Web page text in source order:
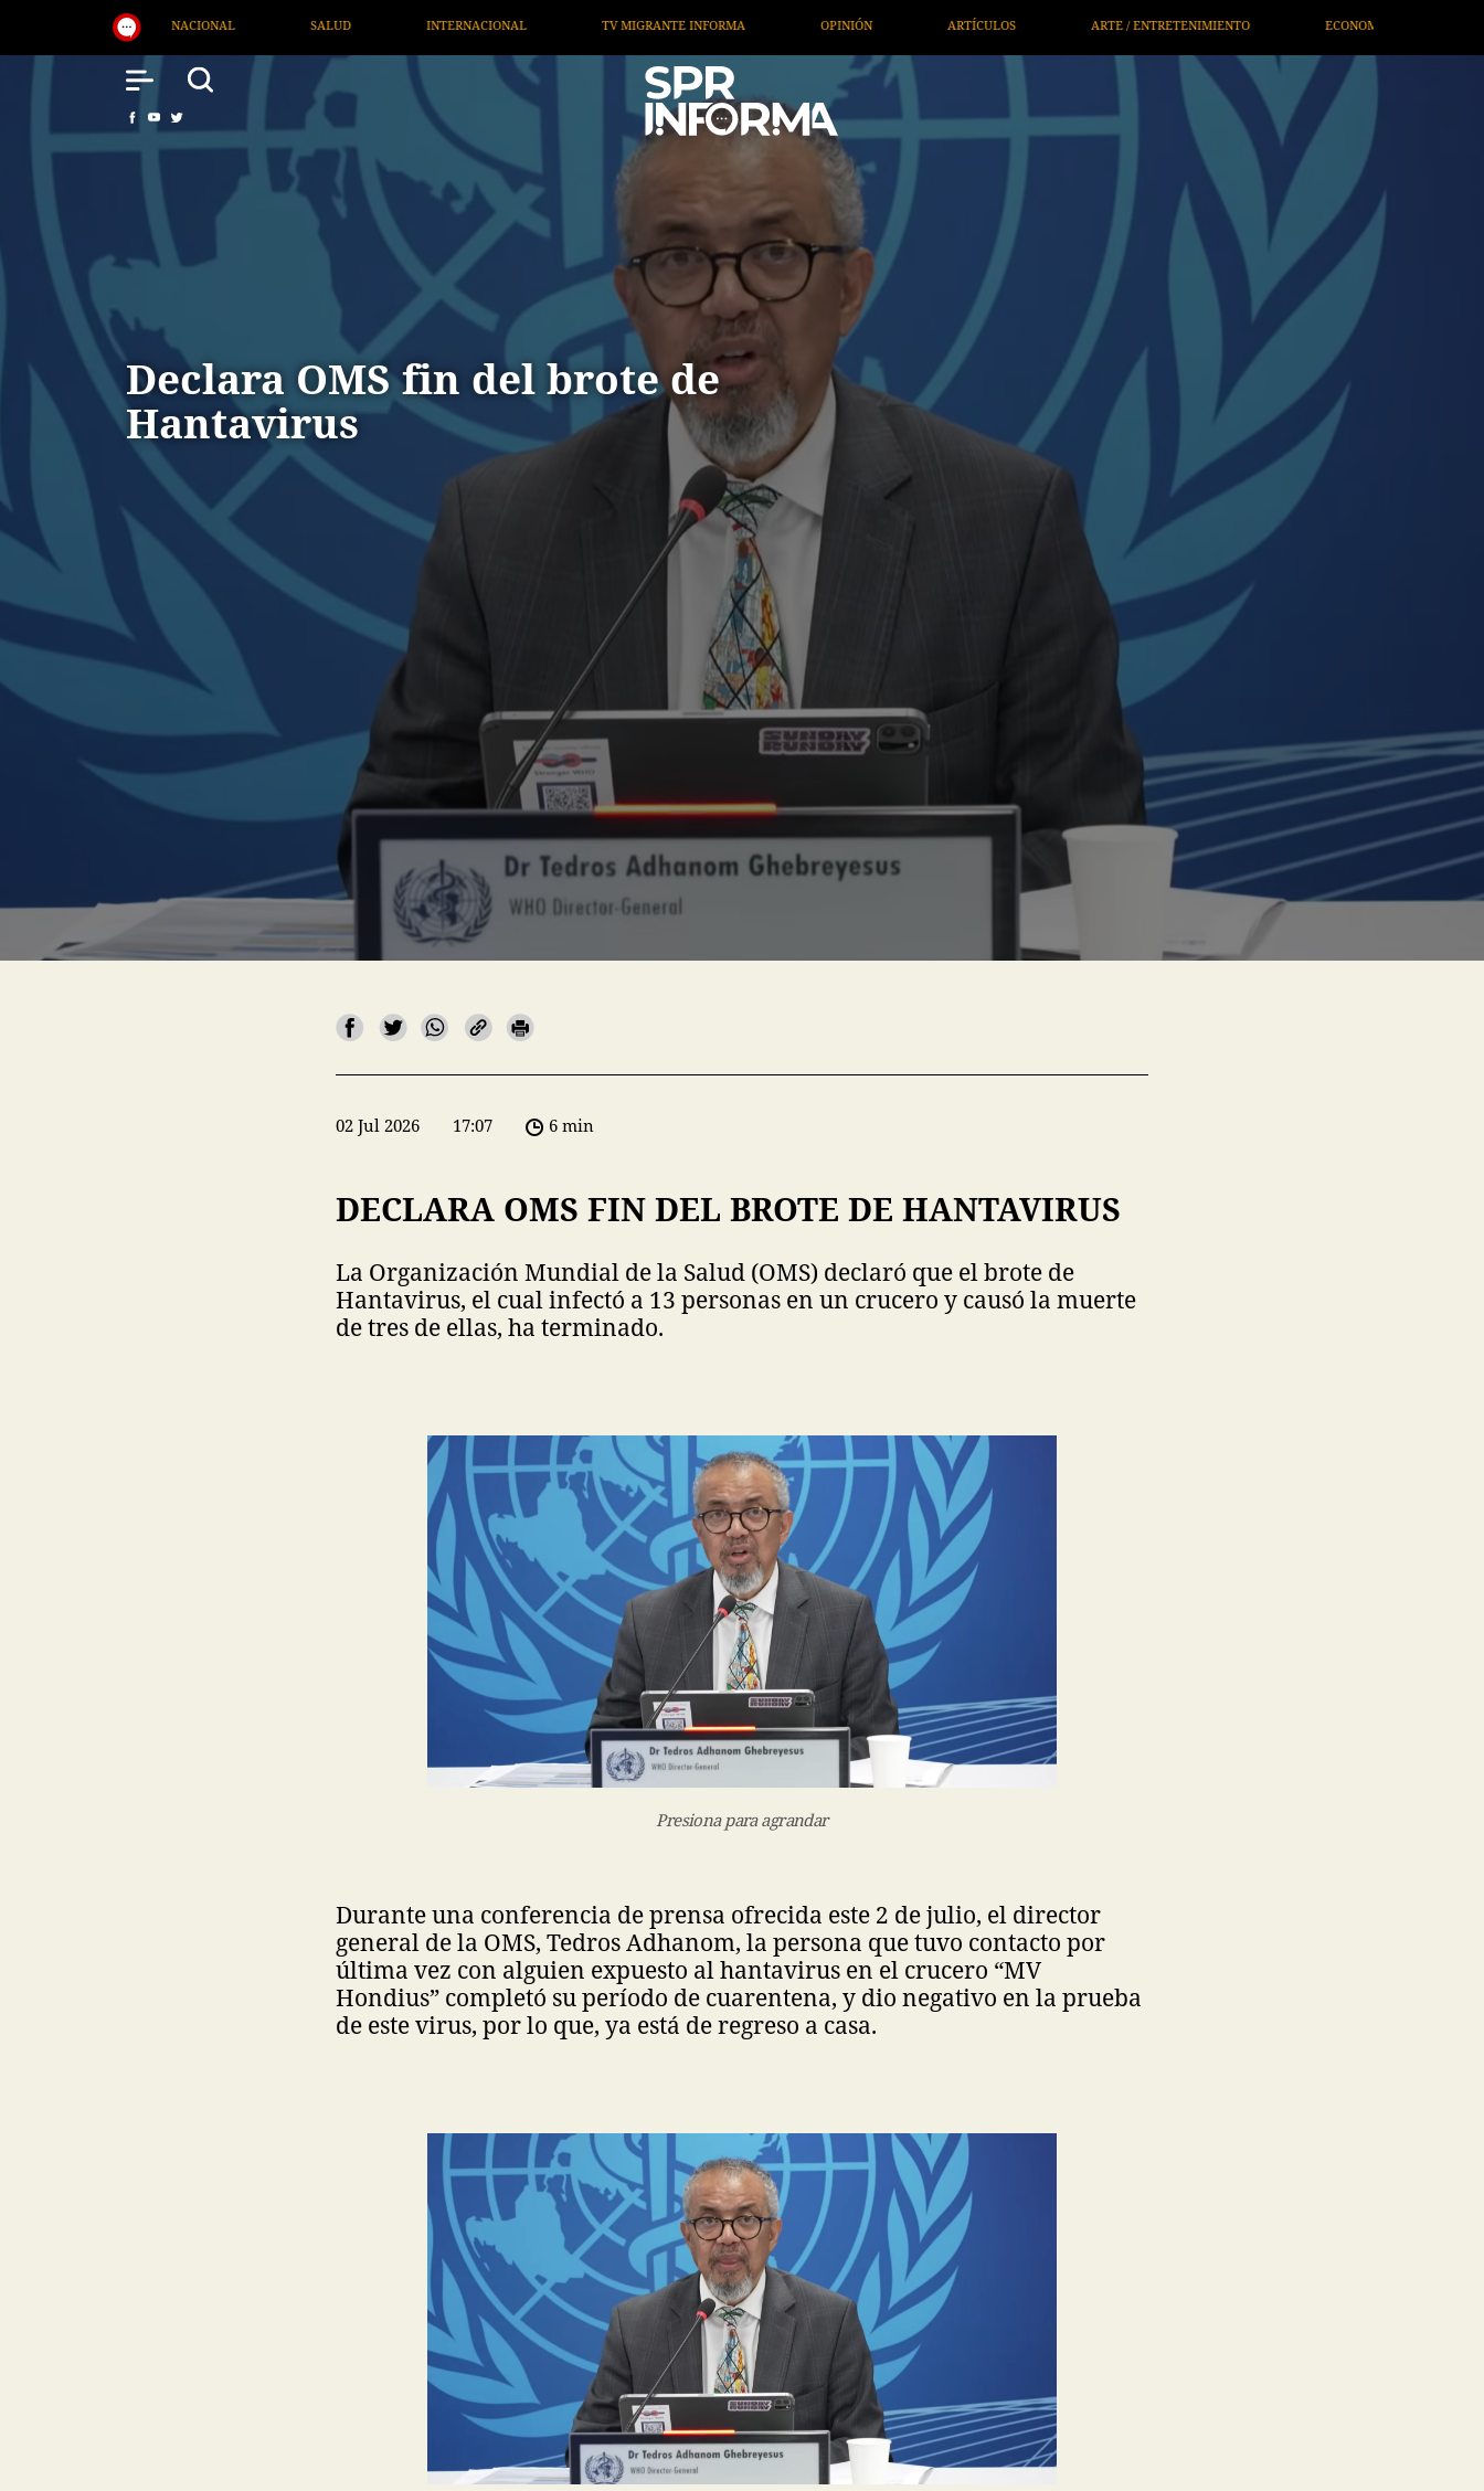
INTERNACIONAL TV MIGRANTE INFORMA OPINIÓN ARTÍCULOS ARTE / ENTRETENIMIENTO ECONOMÍA / NEGOCIOS NOTICIEROS
Declara OMS fin del brote de
Hantavirus
02 Jul 2026 17:07 6 min
DECLARA OMS FIN DEL BROTE DE HANTAVIRUS
La Organización Mundial de la Salud (OMS) declaró que el brote de
Hantavirus, el cual infectó a 13 personas en un crucero y causó la muerte
de tres de ellas, ha terminado.
Presiona para agrandar
Durante una conferencia de prensa ofrecida este 2 de julio, el director
general de la OMS, Tedros Adhanom, la persona que tuvo contacto por
última vez con alguien expuesto al hantavirus en el crucero “MV
Hondius” completó su período de cuarentena, y dio negativo en la prueba
de este virus, por lo que, ya está de regreso a casa.